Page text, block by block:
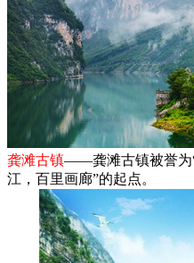
龚滩古镇——龚滩古镇被誉为
江，百里画廊”的起点。